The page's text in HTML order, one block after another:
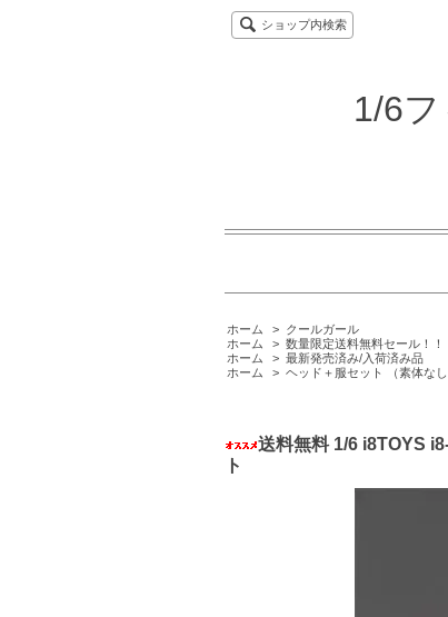
ショップ内検索
1/6
ホーム > クールガール
ホーム
> 数量限定送料無料セール！！
ホーム
> 最新発売済み/入荷済み品
ホーム
> ヘッド＋服セット （素体なし
送料無料 1/6 i8TOYS
ト